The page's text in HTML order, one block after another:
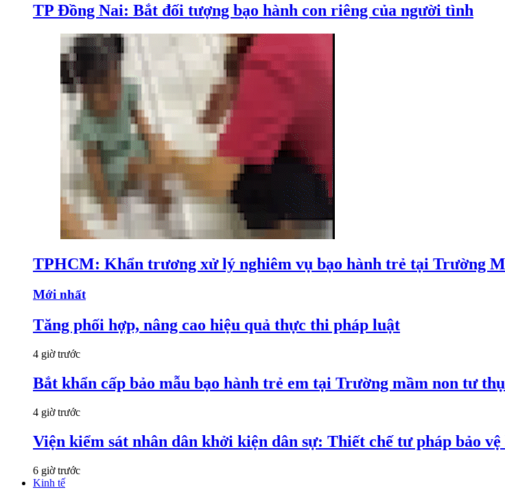
TP Đồng Nai: Bắt đối tượng bạo hành con riêng của người tình
TPHCM: Khẩn trương xử lý nghiêm vụ bạo hành trẻ tại Trường
Mới nhất
Tăng phối hợp, nâng cao hiệu quả thực thi pháp luật
4 giờ trước
Bắt khẩn cấp bảo mẫu bạo hành trẻ em tại Trường mầm non tư
4 giờ trước
Viện kiểm sát nhân dân khởi kiện dân sự: Thiết chế tư pháp bảo
6 giờ trước
Kinh tế